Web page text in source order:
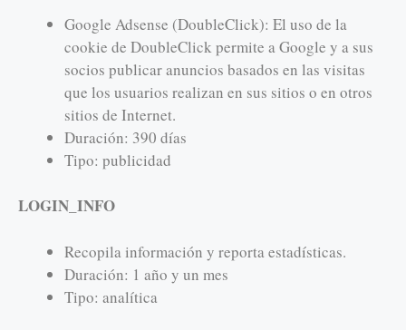
Google Adsense (DoubleClick): El uso de la
cookie de DoubleClick permite a Google y a sus
socios publicar anuncios basados en las visitas
que los usuarios realizan en sus sitios o en otros
sitios de Internet.
Duración: 390 días
Tipo: publicidad
LOGIN_INFO
Recopila información y reporta estadísticas.
Duración: 1 año y un mes
Tipo: analítica